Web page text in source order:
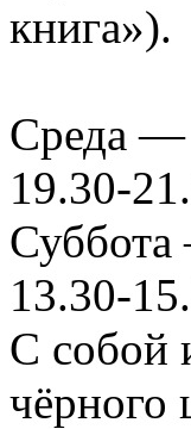
книга»).
Среда —
19.30-
13.30-
С собой
чёрного